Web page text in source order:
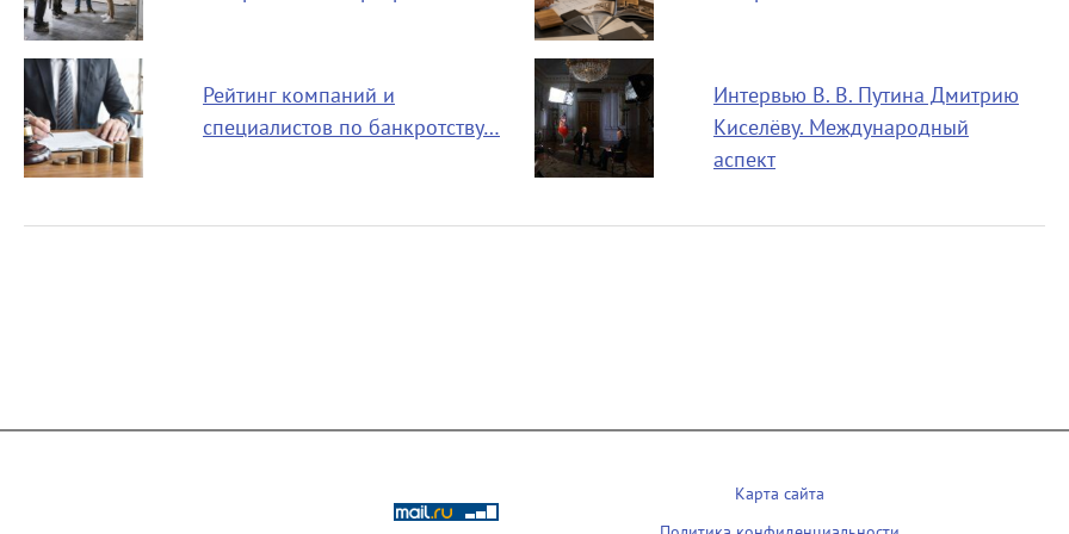
Рейтинг компаний и
специалистов по банкротству…
Интервью В. В. Путина Дмитрию
Киселёву. Международный
аспект
Карта сайта